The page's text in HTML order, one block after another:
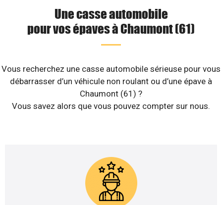
Une casse automobile
pour vos épaves à Chaumont (61)
Vous recherchez une casse automobile sérieuse pour vous
débarrasser d’un véhicule non roulant ou d’une épave à
Chaumont (61) ?
Vous savez alors que vous pouvez compter sur nous.